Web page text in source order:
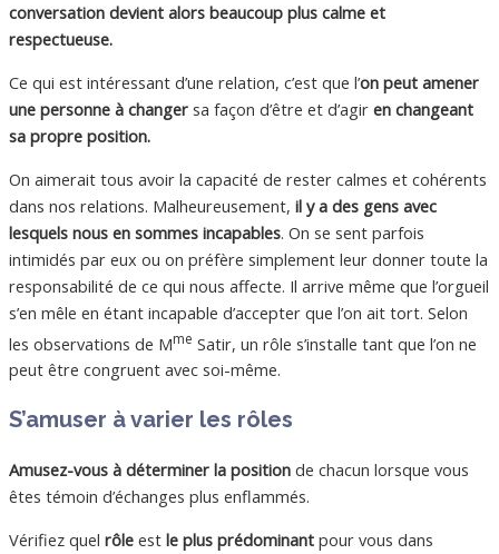
conversation devient alors beaucoup plus calme et
respectueuse.
Ce qui est intéressant d’une relation, c’est que l’on peut amener
une personne à changer sa façon d’être et d’agir en changeant
sa propre position.
On aimerait tous avoir la capacité de rester calmes et cohérents
dans nos relations. Malheureusement, il y a des gens avec
lesquels nous en sommes incapables. On se sent parfois
intimidés par eux ou on préfère simplement leur donner toute la
responsabilité de ce qui nous affecte. Il arrive même que l’orgueil
s’en mêle en étant incapable d’accepter que l’on ait tort. Selon
les observations de Mme Satir, un rôle s’installe tant que l’on ne
peut être congruent avec soi-même.
S’amuser à varier les rôles
Amusez-vous à déterminer la position de chacun lorsque vous
êtes témoin d’échanges plus enflammés.
Vérifiez quel rôle est le plus prédominant pour vous dans